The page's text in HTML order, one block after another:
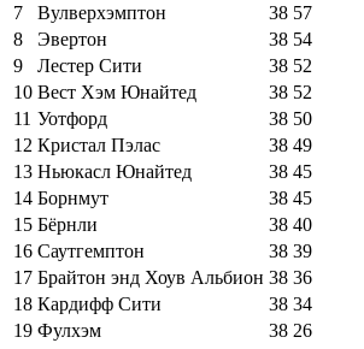
7
Вулверхэмптон 38 57
8
Эвертон 38 54
9
Лестер Сити 38 52
10 Вест Хэм Юнайтед 38 52
11 Уотфорд 38 50
12 Кристал Пэлас 38 49
13 Ньюкасл Юнайтед 38 45
14 Борнмут 38 45
15 Бёрнли 38 40
16 Саутгемптон 38 39
17 Брайтон энд Хоув Альбион 38 36
18 Кардифф Сити 38 34
19 Фулхэм 38 26